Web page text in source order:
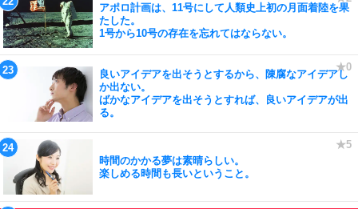
アポロ計画は、11号にして人類史上初の月面着陸を果
たした。
1号から10号の存在を忘れてはならない。
良いアイデアを出そうとするから、陳腐なアイデアし
か出ない。
ばかなアイデアを出そうとすれば、良いアイデアが出
る。
時間のかかる夢は素晴らしい。
楽しめる時間も長いということ。